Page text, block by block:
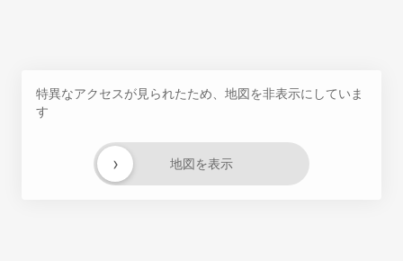
特異なアクセスが見られたため、地図を非表示にしていま
す
地図を表示
›